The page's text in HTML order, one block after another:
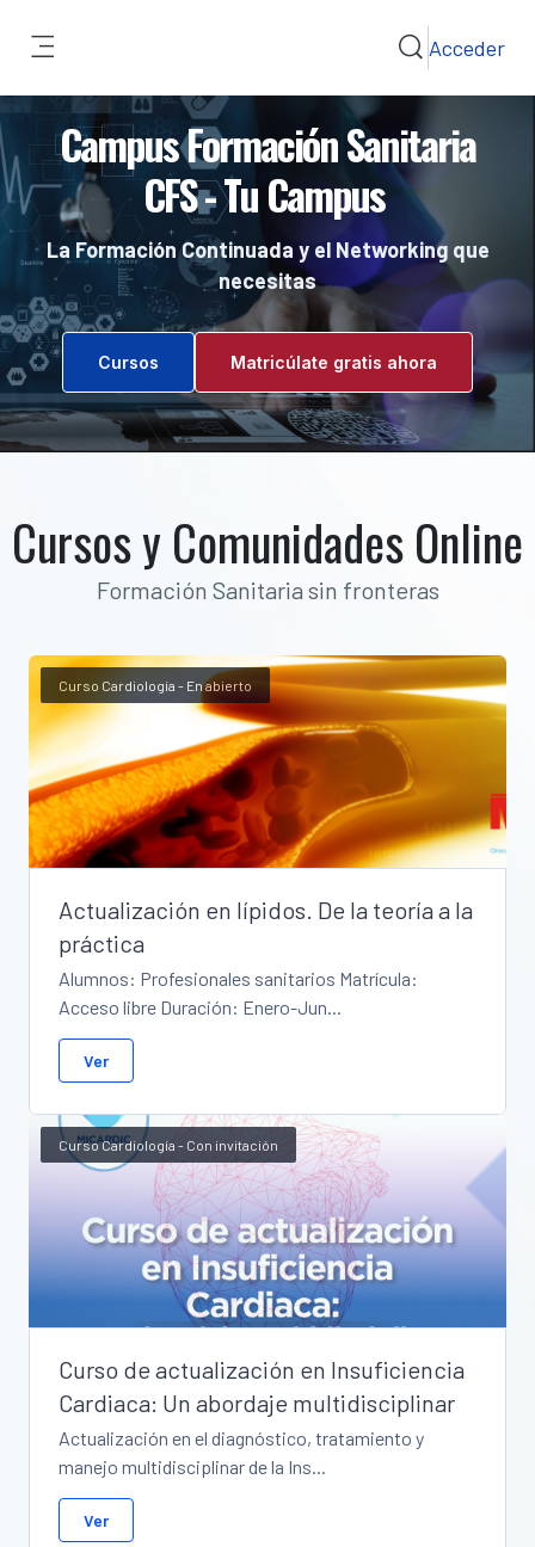
Selector de
Acceder
Campus Formación Sanitaria
CFS - Tu Campus
La Formación Continuada y el Networking que
necesitas
Cursos Matricúlate gratis ahora
Cursos y Comunidades Online
Formación Sanitaria sin fronteras
Curso Cardiología - En abierto
Actualización en lípidos. De la teoría a la
práctica
Alumnos: Profesionales sanitarios Matrícula:
Acceso libre Duración: Enero-Jun...
Ver
Curso Cardiología - Con invitación
Curso de actualización en Insuficiencia
Cardiaca: Un abordaje multidisciplinar
Actualización en el diagnóstico, tratamiento y
manejo multidisciplinar de la Ins...
Ver